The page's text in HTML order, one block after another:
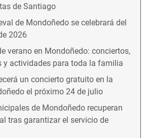
de Santiago
de Mondoñedo se celebrará del
2026
verano en Mondoñedo: conciertos,
y actividades para toda la familia
un concierto gratuito en la
el próximo 24 de julio
de Mondoñedo recuperan
tras garantizar el servicio de